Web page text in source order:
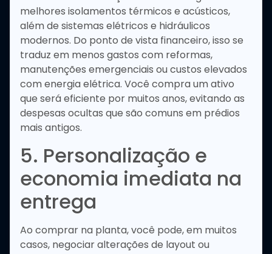
melhores isolamentos térmicos e acústicos,
além de sistemas elétricos e hidráulicos
modernos. Do ponto de vista financeiro, isso se
traduz em menos gastos com reformas,
manutenções emergenciais ou custos elevados
com energia elétrica. Você compra um ativo
que será eficiente por muitos anos, evitando as
despesas ocultas que são comuns em prédios
mais antigos.
5. Personalização e
economia imediata na
entrega
Ao comprar na planta, você pode, em muitos
casos, negociar alterações de layout ou